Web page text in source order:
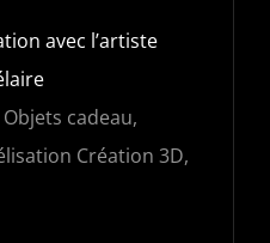
avec l’artiste
cadeau,
Création 3D,